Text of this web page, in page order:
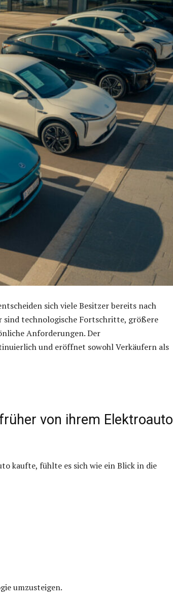
sich viele Besitzer bereits nach
sind technologische Fortschritte, größere
Anforderungen. Der
und eröffnet sowohl Verkäufern als
von ihrem Elektroauto
kaufte, fühlte es sich wie ein Blick in die
umzusteigen.